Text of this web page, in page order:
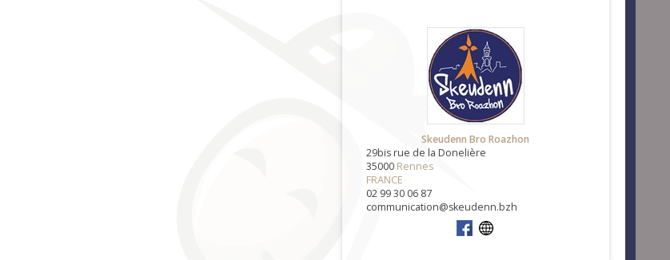
Skeudenn Bro Roazhon
29bis rue de la Donelière
35000 Rennes
FRANCE
02 99 30 06 87
communication@skeudenn.bzh